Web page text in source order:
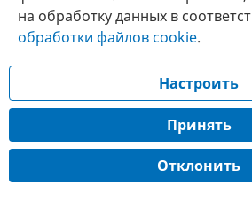
1 таблетка содержит сароланер
мг, 80 мг или 120 мг в
На одной стороне таблетки
указывающая на количество
вещества в таблетке.
Свойства
на обработку данных в
обработки файлов cookie.
Настроить
Принять
Отклонить